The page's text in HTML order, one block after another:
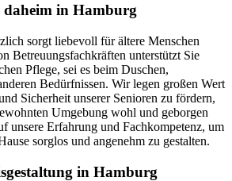
daheim in Hamburg
sorgt liebevoll für ältere Menschen
Betreuungsfachkräften unterstützt Sie
Pflege, sei es beim Duschen,
Bedürfnissen. Wir legen großen Wert
Sicherheit unserer Senioren zu fördern,
Umgebung wohl und geborgen
unsere Erfahrung und Fachkompetenz, um
sorglos und angenehm zu gestalten.
in Hamburg